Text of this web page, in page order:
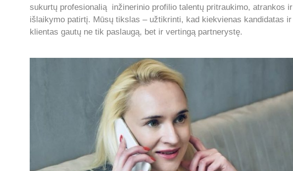
sukurtų profesionalią inžinerinio profilio talentų pritraukimo, atrankos ir
išlaikymo patirtį. Mūsų tikslas – užtikrinti, kad kiekvienas kandidatas ir
klientas gautų ne tik paslaugą, bet ir vertingą partnerystę.